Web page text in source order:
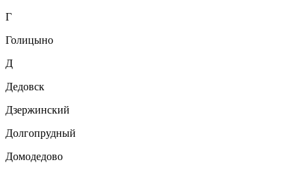
Г
Голицыно
Д
Дедовск
Дзержинский
Долгопрудный
Домодедово